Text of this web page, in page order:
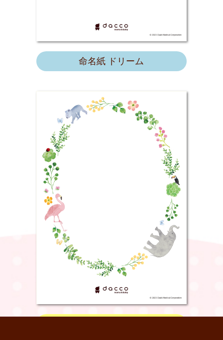
命名紙 ドリーム